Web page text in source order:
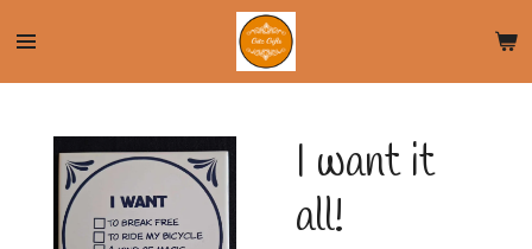
naar
hoofdinhoud
I want it
all!